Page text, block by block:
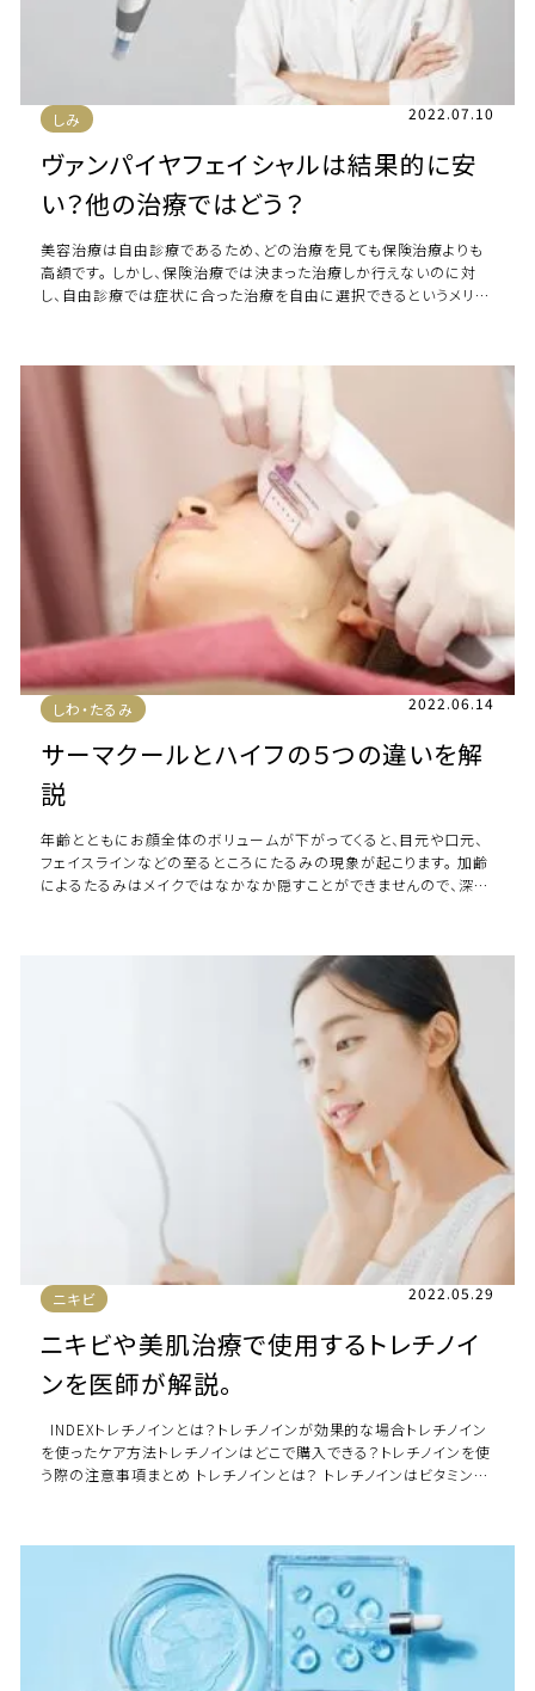
しみ 2022.07.10
ヴァンパイヤフェイシャルは結果的に安
い？他の治療ではどう？
美容治療は自由診療であるため、どの治療を見ても保険治療よりも
高額です。 しかし、保険治療では決まった治療しか行えないのに対
し、自由診療では症状に合った治療を自由に選択できるというメリッ
しわ・たるみ 2022.06.14
サーマクールとハイフの５つの違いを解
説
年齢とともにお顔全体のボリュームが下がってくると、目元や口元、
フェイスラインなどの至るところにたるみの現象が起こります。 加齢
によるたるみはメイクではなかなか隠すことができませんので、深刻
ニキビ 2022.05.29
ニキビや美肌治療で使用するトレチノイ
ンを医師が解説。
INDEXトレチノインとは？トレチノインが効果的な場合トレチノイン
を使ったケア方法トレチノインはどこで購入できる？トレチノインを使
う際の注意事項まとめ トレチノインとは？ トレチノインはビタミン